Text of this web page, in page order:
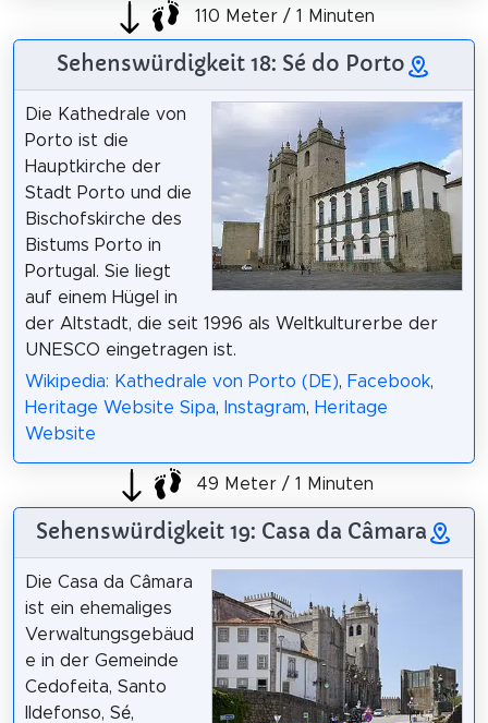
110 Meter / 1 Minuten
Sehenswürdigkeit 18: Sé do Porto
Die Kathedrale von
Porto ist die
Hauptkirche der
Stadt Porto und die
Bischofskirche des
Bistums Porto in
Portugal. Sie liegt
auf einem Hügel in
der Altstadt, die seit 1996 als Weltkulturerbe der
UNESCO eingetragen ist.
Wikipedia: Kathedrale von Porto (DE), Facebook,
Heritage Website Sipa, Instagram, Heritage
Website
49 Meter / 1 Minuten
Sehenswürdigkeit 19: Casa da Câmara
Die Casa da Câmara
ist ein ehemaliges
Verwaltungsgebäud
e in der Gemeinde
Cedofeita, Santo
Ildefonso, Sé,